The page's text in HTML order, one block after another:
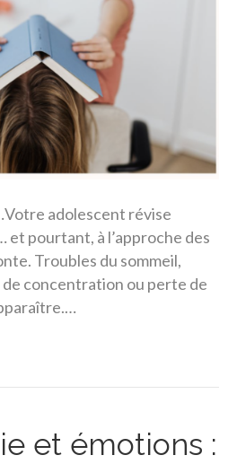
adolescent révise
et pourtant, à l’approche des
Troubles du sommeil,
concentration ou perte de
et émotions :